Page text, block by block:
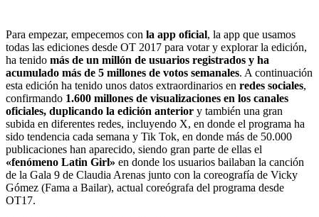
Para empezar, empecemos con la app oficial, la app que usamos
todas las ediciones desde OT 2017 para votar y explorar la edición,
ha tenido más de un millón de usuarios registrados y ha
acumulado más de 5 millones de votos semanales. A continuación
esta edición ha tenido unos datos extraordinarios en redes sociales,
confirmando 1.600 millones de visualizaciones en los canales
oficiales, duplicando la edición anterior y también una gran
subida en diferentes redes, incluyendo X, en donde el programa ha
sido tendencia cada semana y Tik Tok, en donde más de 50.000
publicaciones han aparecido, siendo gran parte de ellas el
«fenómeno Latin Girl» en donde los usuarios bailaban la canción
de la Gala 9 de Claudia Arenas junto con la coreografía de Vicky
Gómez (Fama a Bailar), actual coreógrafa del programa desde
OT17.